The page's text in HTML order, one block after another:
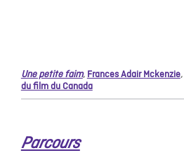
Une petite faim, Frances Adair Mckenzie,
du film du Canada
Parcours